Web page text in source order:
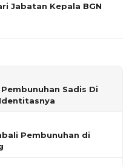
Jabatan Kepala BGN
Sadis Di
Pembunuhan di